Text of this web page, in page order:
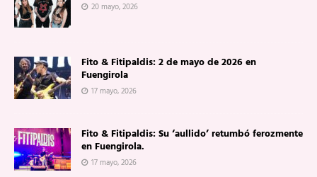
20 mayo, 2026
Fito & Fitipaldis: 2 de mayo de 2026 en
Fuengirola
17 mayo, 2026
Fito & Fitipaldis: Su ‘aullido’ retumbó ferozmente
en Fuengirola.
17 mayo, 2026